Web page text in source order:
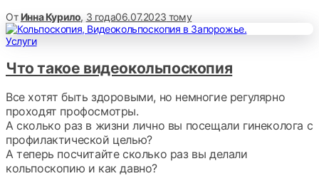
ОтИнна Курило, 3 года06.07.2023 тому
Услуги
Что такое видеокольпоскопия
Все хотят быть здоровыми, но немногие регулярно
проходят профосмотры.
А сколько раз в жизни лично вы посещали гинеколога с
профилактической целью?
А теперь посчитайте сколько раз вы делали
кольпоскопию и как давно?